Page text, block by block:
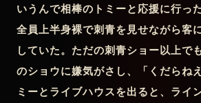
いうんで相棒のトミーと応援に行っ
全員上半身裸で刺青を見せながら客
していた。ただの刺青ショー以上で
のショウに嫌気がさし、「くだらね
ミーとライブハウスを出ると、ライ